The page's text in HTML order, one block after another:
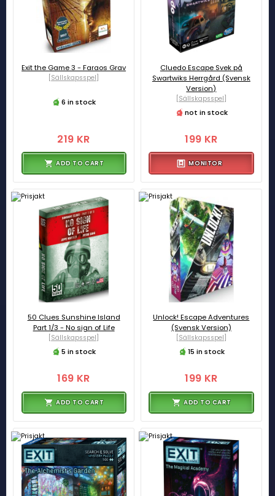
Exit the Game 3 - Faraos Grav
[Sällskapsspel]
6 in stock
219 KR
ADD TO CART
Cluedo Escape Svek på
Swartwiks Herrgård (Svensk
Version)
[Sällskapsspel]
not in stock
199 KR
MONITOR
50 Clues Sunshine Island
Part 1/3 - No sign of Life
[Sällskapsspel]
5 in stock
169 KR
ADD TO CART
Unlock! Escape Adventures
(Svensk Version)
[Sällskapsspel]
15 in stock
199 KR
ADD TO CART